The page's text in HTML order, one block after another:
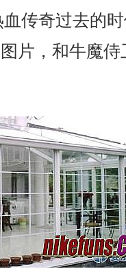
传奇过去的
片，和牛魔